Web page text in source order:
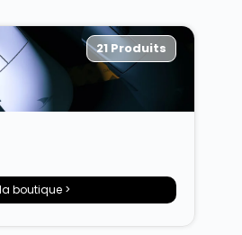
21 Produits
boutique >